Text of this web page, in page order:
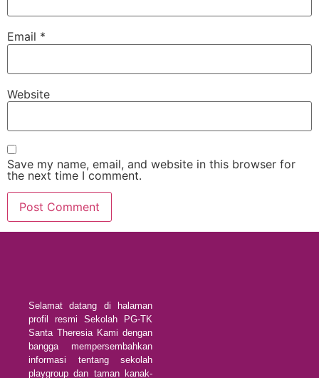
Email *
Website
Save my name, email, and website in this browser for
the next time I comment.
Selamat datang di halaman
profil resmi Sekolah PG-TK
Santa Theresia Kami dengan
bangga mempersembahkan
informasi tentang sekolah
playgroup dan taman kanak-